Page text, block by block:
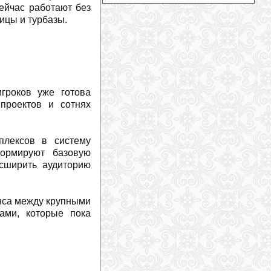
работают без
и турбазы.
уже готова
и сотнях
в систему
базовую
аудиторию
между крупными
которые пока
На зимнем курорте Грузии Гудаури
канатные дороги заменят на
подъемники
( 2026-07-28
Жаклин Уайлз: неожиданное
предложение во время похода
Дэйв Райдинг продолжит карьеру в
новой функции
)
На горнолыжном курорт Витоша в
Болгарии появятся новые подъемники
2026-07-27
Марко Одерматт получил деревянный
бюст
2026-07-26
Горные лыжи против сноуборда: одно
проще освоить, другое — довести до
совершенства
2026-07-26
Российский альпинист впервые
успешно подал иск к экспедиционной
компании и гиду в Непале(
2026-07-
25
Три гиганта определяют рынок
горнолыжного снаряжения
2026-07-
Два альпиниста погибли в